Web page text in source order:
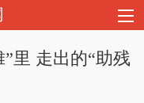
里 走出的“助残